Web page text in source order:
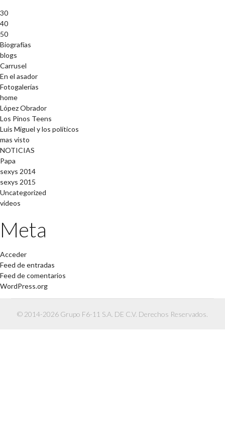
30
40
50
Biografías
blogs
Carrusel
En el asador
Fotogalerías
home
López Obrador
Los Pinos Teens
Luis Miguel y los políticos
mas visto
NOTICIAS
Papa
sexys 2014
sexys 2015
Uncategorized
videos
Meta
Acceder
Feed de entradas
Feed de comentarios
WordPress.org
© 2014-2026 Grupo F6-11 S.A. DE C.V. Derechos Reservados.